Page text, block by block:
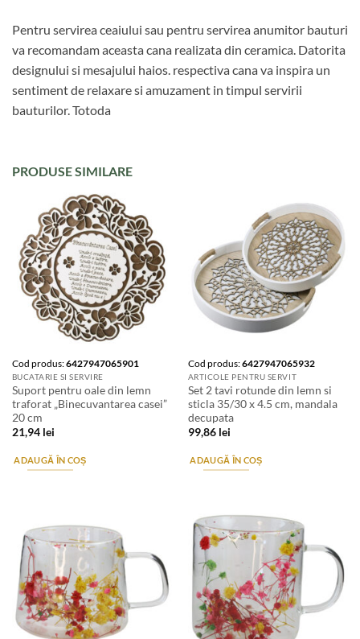
Pentru servirea ceaiului sau pentru servirea anumitor bauturi
va recomandam aceasta cana realizata din ceramica. Datorita
designului si mesajului haios. respectiva cana va inspira un
sentiment de relaxare si amuzament in timpul servirii
bauturilor. Totoda
PRODUSE SIMILARE
Cod produs:6427947065901
BUCATARIE SI SERVIRE
Suport pentru oale din lemn
traforat „Binecuvantarea casei”
20 cm
21,94 lei
ADAUGĂ ÎN COȘ
Cod produs:6427947065932
ARTICOLE PENTRU SERVIT
Set 2 tavi rotunde din lemn si
sticla 35/30 x 4.5 cm, mandala
decupata
99,86 lei
ADAUGĂ ÎN COȘ